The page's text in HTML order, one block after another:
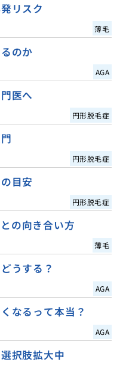
リスク
薄毛
のか
AGA
医へ
円形脱毛症
円形脱毛症
目安
円形脱毛症
の向き合い方
薄毛
うする？
AGA
なるって本当？
AGA
択肢拡大中